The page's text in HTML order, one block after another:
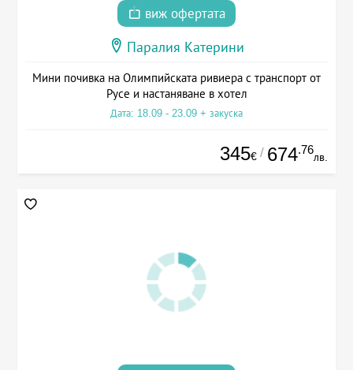
виж офертата
Паралия Катерини
Мини почивка на Олимпийската ривиера с транспорт от
Русе и настаняване в хотел
Дата: 18.09 - 23.09 + закуска
345€ / 674.76
лв.